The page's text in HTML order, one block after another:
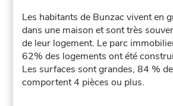
Les habitants de Bunzac vivent en
dans une maison et sont très
de leur logement. Le parc
62% des logements ont été
Les surfaces sont grandes, 84 %
comportent 4 pièces ou plus.